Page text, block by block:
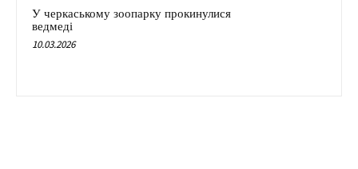
У черкаському зоопарку прокинулися
ведмеді
10.03.2026